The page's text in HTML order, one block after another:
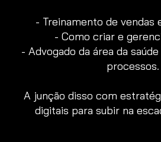
- Treinamento de vendas
- Como criar e
- Advogado da área da
processos.
A junção disso com
digitais para subir na